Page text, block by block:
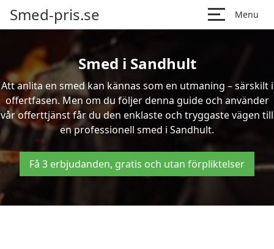
Smed-pris.se Menu
Smed i Sandhult
Att anlita en smed kan kännas som en utmaning – särskilt i
offertfasen. Men om du följer denna guide och använder
vår offerttjänst får du den enklaste och tryggaste vägen till
en professionell smed i Sandhult.
Få 3 erbjudanden, gratis och utan förpliktelser